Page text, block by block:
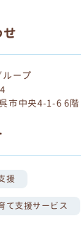
ープ
市中央4-1-6 6階
援
て支援サービス